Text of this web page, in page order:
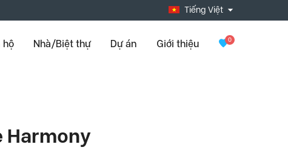
Tiếng Việt
hộ Nhà/Biệt thự Dự án Giới thiệu 0
Harmony